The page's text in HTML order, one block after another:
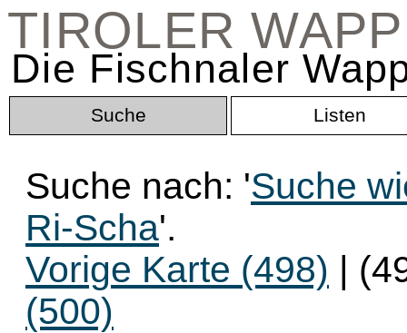
TIROLER
Die Fischnaler
Suche Listen
Suche nach: 'Suche
Ri-Scha'.
Vorige Karte (498) |
(500)